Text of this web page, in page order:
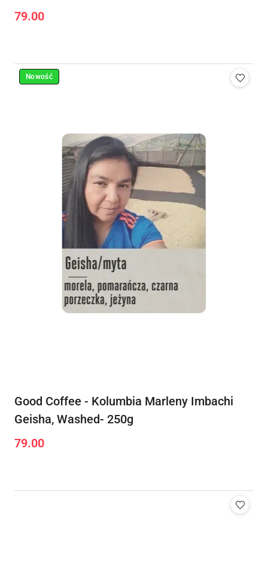
Cena:
79.00
Nowość
Good Coffee - Kolumbia Marleny Imbachi
Geisha, Washed- 250g
Cena:
79.00